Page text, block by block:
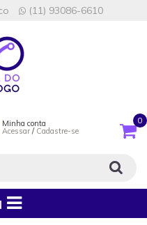
(11) 93086-6610
Minha conta
Acessar / Cadastre-se
0